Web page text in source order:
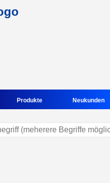
Produkte Neukunden